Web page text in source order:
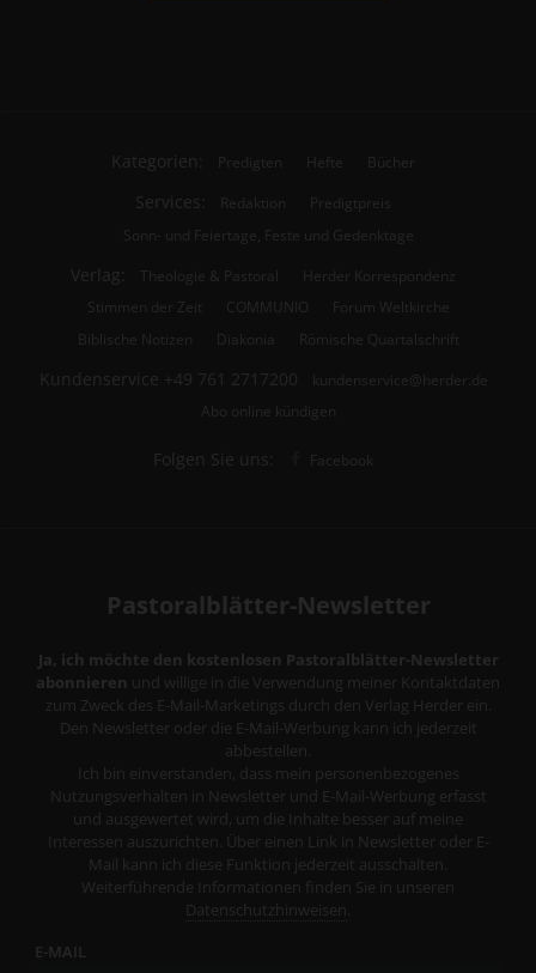
Kategorien: Predigten Hefte Bücher
Services: Redaktion
Predigtpreis
Sonn- und Feiertage, Feste und Gedenktage
Verlag: Theologie & Pastoral
Herder Korrespondenz
Stimmen der Zeit
COMMUNIO
Forum Weltkirche
Biblische Notizen
Diakonia Römische Quartalschrift
Kundenservice +49 761 2717200
kundenservice@herder.de
Abo online kündigen
Folgen Sie uns: Facebook
Pastoralblätter-Newsletter
Ja, ich möchte den kostenlosen Pastoralblätter-Newsletter
abonnieren und willige in die Verwendung meiner Kontaktdaten
zum Zweck des E-Mail-Marketings durch den Verlag Herder ein.
Den Newsletter oder die E-Mail-Werbung kann ich jederzeit
abbestellen.
Ich bin einverstanden, dass mein personenbezogenes
Nutzungsverhalten in Newsletter und E-Mail-Werbung erfasst
und ausgewertet wird, um die Inhalte besser auf meine
Interessen auszurichten. Über einen Link in Newsletter oder E-
Mail kann ich diese Funktion jederzeit ausschalten.
Weiterführende Informationen finden Sie in unseren
Datenschutzhinweisen
E-MAIL